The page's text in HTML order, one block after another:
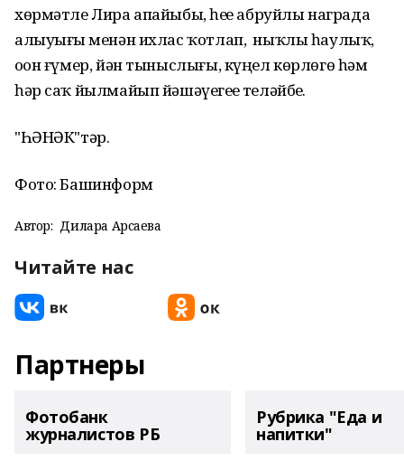
хөрмәтле Лира апайыбыҙ, һеҙҙе абруйлы награда
алыуығыҙ менән ихлас ҡотлап, ныҡлы һаулыҡ,
оҙон ғүмер, йән тыныслығы, күңел көрлөгө һәм
һәр саҡ йылмайып йәшәүегеҙҙе теләйбеҙ.
"ҺӘНӘК"тәр.
Фото: Башинформ
Автор: Дилара Арсаева
Читайте нас
Партнеры
Фотобанк
журналистов РБ
Рубрика "Еда и
напитки"